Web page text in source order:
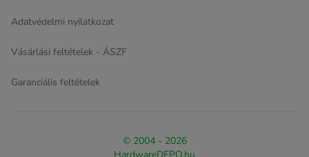
Adatvédelmi nyilatkozat
Vásárlási feltételek - ÁSZF
Garanciális feltételek
© 2004 - 2026